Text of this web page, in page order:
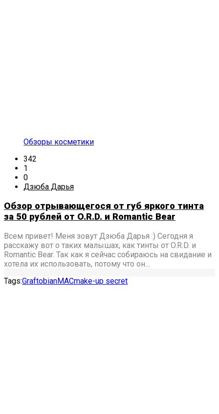
Обзоры косметики
342
1
0
Дзюба Дарья
Обзор отрывающегося от губ яркого тинта
за 50 рублей от O.R.D. и Romantic Bear
Всем привет! Меня зовут Дзюба Дарья :) Сегодня я
расскажу вот о таких малышах, как тинты от O.R.D. и
Romantic Bear. Так как я сейчас собираюсь на свидание и
хотела их использовать, потому что он…
Tags:GraftobianMACmake-up secret